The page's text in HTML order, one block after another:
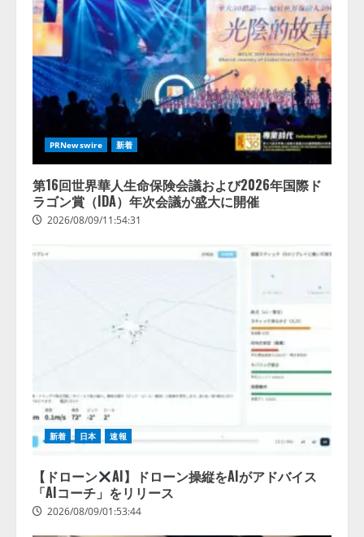
PRNewswire 新着
第16回世界華人生命保険会議および2026年国際ド
ラゴン賞（IDA）年次会議が盛大に開催
2026/08/09/11:54:31
新着 日本 速報
【ドローン
AI】ドローン操縦をAIがアドバイス
「AIコーチ」をリリース
2026/08/09/01:53:44